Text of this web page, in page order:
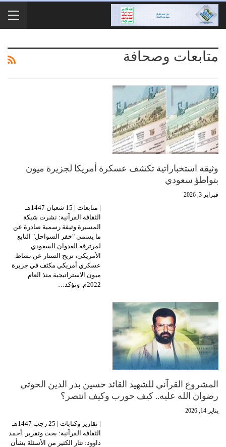
متابعات وصحافة
وثيقة استخباراتية تكشف عسكرة أمريكا لجزيرة ميون
بتواطؤ سعودي
فبراير 3, 2026
| متابعات | 15 شعبان 1447هـ
الثقافة القرآنية: نشرت شبكة
المسيرة وثيقة رسمية صادرة عن
ما يسمى "خفر السواحل" التابع
لمرتزقة العدوان السعودي
الأمريكي، تزيح الستار عن نشاط
عسكري أمريكي مكثف في جزيرة
ميون الاستراتيجية منذ العام
2022م. وتؤكد…
المشروع القرآني للشهيد القائد حسين بدر الدين الحوثي
رضوان الله عليه.. كيف حورب وكيف انتصر؟
يناير 14, 2026
| تقارير وكتابات | 25 رجب 1447هـ
الثقافة القرآنية: بحث وتقرير |أحمد
داوود: تثار الكثير من الأسئلة بشأن